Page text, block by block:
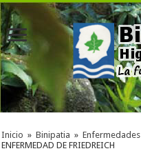
Inicio » Binipatia » Enfermedades
ENFERMEDAD DE FRIEDREICH